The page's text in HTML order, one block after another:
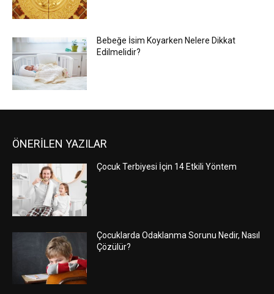
Bebeğe İsim Koyarken Nelere Dikkat
Edilmelidir?
ÖNERİLEN YAZILAR
Çocuk Terbiyesi İçin 14 Etkili Yöntem
Çocuklarda Odaklanma Sorunu Nedir, Nasıl
Çözülür?